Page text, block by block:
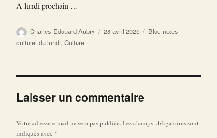
A lundi prochain …
Auteur
Charles-Edouard Aubry
Publié
28 avril 2025 Catégories
Bloc-notes
culturel du lundi,Culture
Laisser un commentaire
Votre adresse e-mail ne sera pas publiée. Les champs obligatoires sont
indiqués avec *